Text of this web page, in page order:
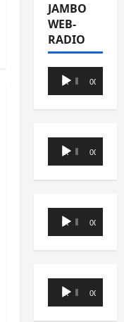
JAMBO
WEB-
RADIO
Lecteur
audio
00:00 00:00
Lecteur
audio
00:00 00:00
Lecteur
audio
00:00 00:00
Lecteur
audio
00:00 00:00